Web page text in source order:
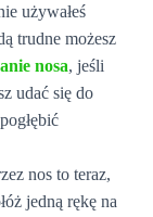
używałeś
trudne możesz
nosa, jeśli
udać się do
nos to teraz,
jedną rękę na